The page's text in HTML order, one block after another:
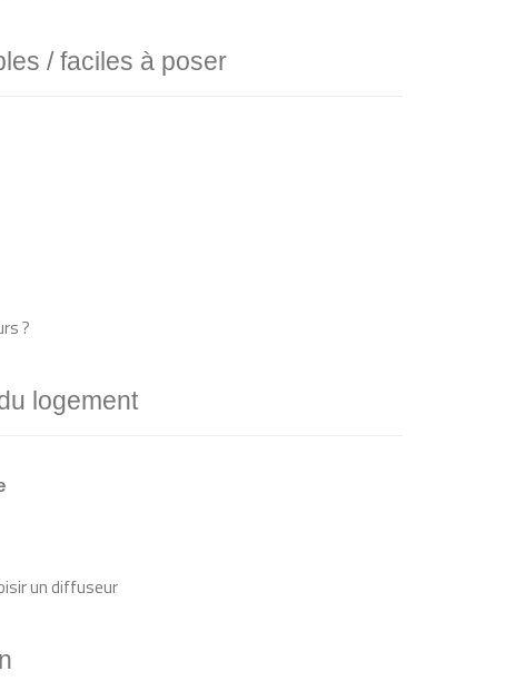
/ faciles à poser
?
logement
un diffuseur